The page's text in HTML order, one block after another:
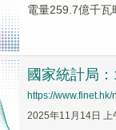
電量259.7億千瓦
國家統計局
https://
2025年11月14日 上